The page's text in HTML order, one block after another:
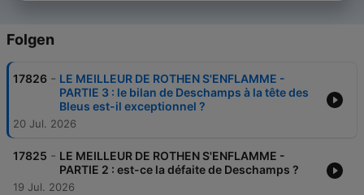
Folgen
17826 - LE MEILLEUR DE ROTHEN S'ENFLAMME -
PARTIE 3 : le bilan de Deschamps à la tête des
Bleus est-il exceptionnel ?
20 Jul. 2026
17825 - LE MEILLEUR DE ROTHEN S'ENFLAMME -
PARTIE 2 : est-ce la défaite de Deschamps ?
19 Jul. 2026